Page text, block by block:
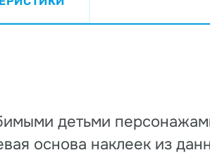
детьми
основа наклеек из